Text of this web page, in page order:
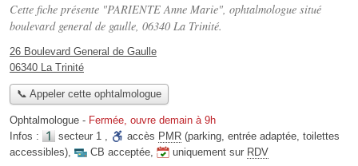
Cette fiche présente "PARIENTE Anne Marie", ophtalmologue situé
boulevard general de gaulle, 06340 La Trinité.
26 Boulevard General de Gaulle
06340 La Trinité
📞 Appeler cette ophtalmologue
Ophtalmologue - Fermée, ouvre demain à 9h
Infos :
secteur 1 , accès PMR (parking, entrée adaptée, toilettes
accessibles), CB acceptée, uniquement sur RDV